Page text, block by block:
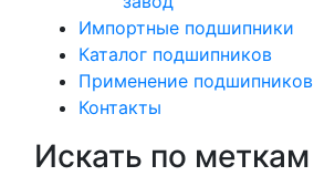
Импортные подшипники
Каталог подшипников
Применение подшипников
Контакты
Искать по меткам